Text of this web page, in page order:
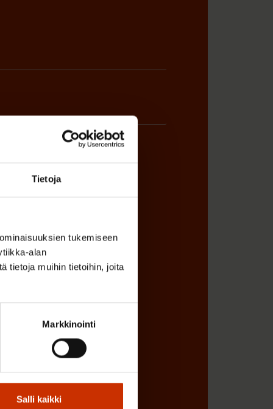
Tietoja
tukemiseen
alan
tietoja muihin tietoihin, joita
Markkinointi
Salli kaikki